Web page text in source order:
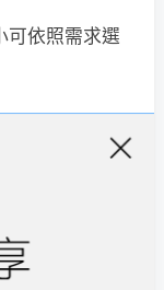
可依照需求選